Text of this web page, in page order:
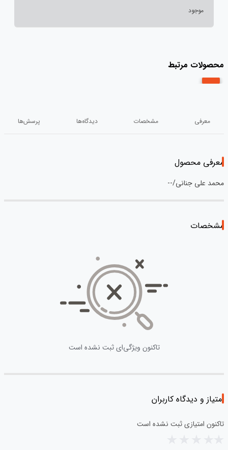
موجود
محصولات مرتبط
معرفی مشخصات دیدگاه‌ها پرسش‌ها
معرفی محصول
محمد علی جنانی/--
مشخصات
تاکنون ویژگی‌ای ثبت نشده است
امتیاز و دیدگاه کاربران
تاکنون امتیازی ثبت نشده است